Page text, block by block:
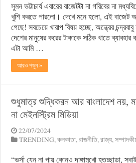
সুমন ভট্টাচার্য এবারের বাজেটটা না গরিবের না
খুশি করতে পারলো। দেখে মনে হলো, এই বাজেট
গেছে! সবচেয়ে খারাপ বিষয় হচ্ছে, অন্ধ্রের
দেশের মানুষের করের টাকাকে সঠিক খাতে
এটা আমি …
আরও পড়ুন »
শুধুমাত্র শুদ্ধিকরন আর বাংলাদেশ নয়,
না মেইনস্ট্রিম মিডিয়া
22/07/2024
TRENDING,কলকাতা,রাজনীতি,রাজ্য,
“ভর্সা যেন না পায় কোনও দাঙ্গামুখো হতচ্ছাড়া,